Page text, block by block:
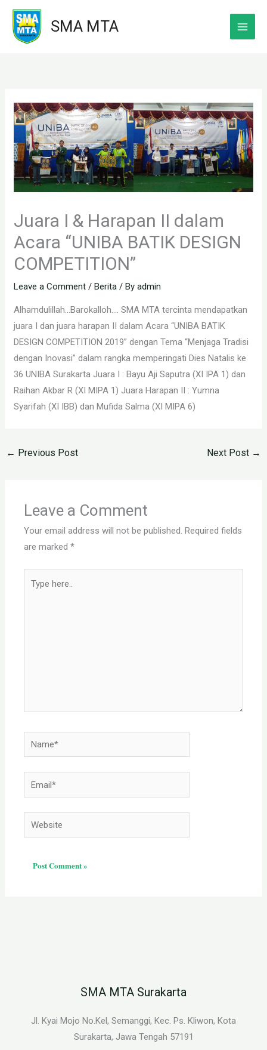
Skip
content
SMA MTA
Juara I & Harapan II dalam
Acara “UNIBA BATIK DESIGN
COMPETITION”
Leave a Comment / Berita / Byadmin
Alhamdulillah…Barokalloh…. SMA MTA tercinta mendapatkan
juara I dan juara harapan II dalam Acara “UNIBA BATIK
DESIGN COMPETITION 2019” dengan Tema “Menjaga Tradisi
dengan Inovasi” dalam rangka memperingati Dies Natalis ke
36 UNIBA Surakarta Juara I : Bayu Aji Saputra (XI IPA 1) dan
Raihan Akbar R (XI MIPA 1) Juara Harapan II : Yumna
Syarifah (XI IBB) dan Mufida Salma (XI MIPA 6)
← Previous Post Next Post →
Leave a Comment
Your email address will not be published. Required fields
are marked*
here..
Name*
Email*
Website
SMA MTA Surakarta
Jl. Kyai Mojo No.Kel, Semanggi, Kec. Ps. Kliwon, Kota
Surakarta, Jawa Tengah 57191